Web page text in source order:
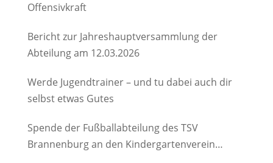
Offensivkraft
Bericht zur Jahreshauptversammlung der
Abteilung am 12.03.2026
Werde Jugendtrainer – und tu dabei auch dir
selbst etwas Gutes
Spende der Fußballabteilung des TSV
Brannenburg an den Kindergartenverein